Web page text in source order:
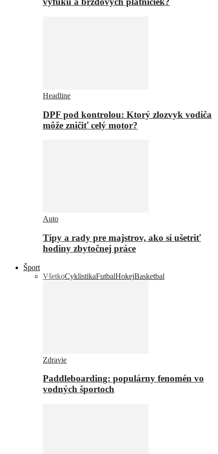
Headline
DPF pod kontrolou: Ktorý zlozvyk vodiča
môže zničiť celý motor?
Auto
Tipy a rady pre majstrov, ako si ušetriť
hodiny zbytočnej práce
Šport
VšetkoCyklistikaFutbalHokejBasketbal
Zdravie
Paddleboarding: populárny fenomén vo
vodných športoch